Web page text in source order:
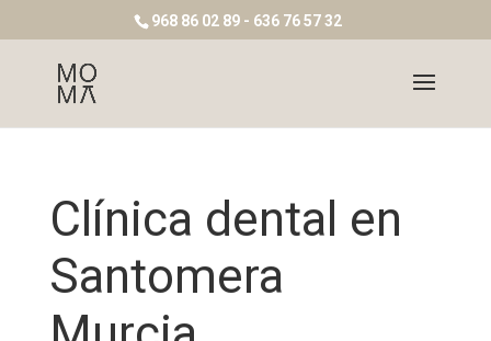
968 86 02 89 - 636 76 57 32
Clínica dental en
Santomera